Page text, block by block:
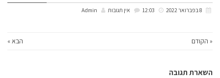
אין תגובות Admin
« הקודם הבא »
השארת תגובה